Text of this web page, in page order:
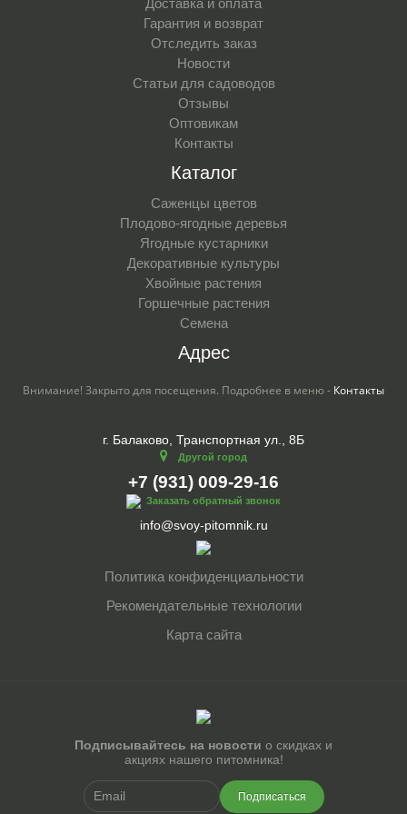
Гарантия и возврат
Отследить заказ
Новости
Статьи для садоводов
Отзывы
Оптовикам
Контакты
Каталог
Саженцы цветов
Плодово-ягодные деревья
Ягодные кустарники
Декоративные культуры
Хвойные растения
Горшечные растения
Семена
Адрес
Внимание! Закрыто для посещения. Подробнее в меню - Контакты
г. Балаково, Транспортная ул., 8Б
Другой город
+7 (931) 009-29-16
Заказать обратный звонок
info@svoy-pitomnik.ru
Политика конфиденциальности
Рекомендательные технологии
Карта сайта
Подписывайтесь на новости о скидках и
акциях нашего питомника!
Подписаться